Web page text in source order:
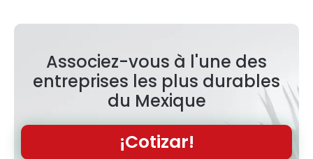
Associez-vous à l'une des
entreprises les plus durables
du Mexique
¡Cotizar!